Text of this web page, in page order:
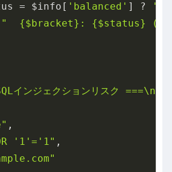
= $info[
'balanced' ] ?
"  {$bracket}: {$status} (
インジェクションリスク ===\n"
,
'1'='1" ,